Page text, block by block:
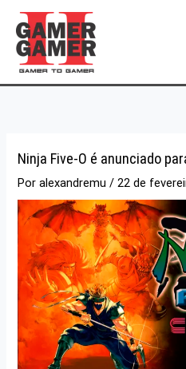
para
conteúdo
Ninja Five-O é anunciado
Poralexandremu/22 de